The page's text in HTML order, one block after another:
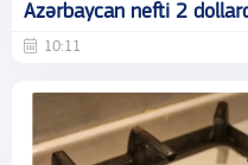
Azərbaycan nefti 2
10:11